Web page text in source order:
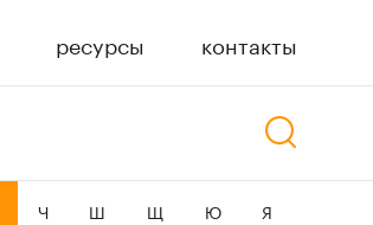
ресурсы контакты
Ч Ш Щ Ю Я